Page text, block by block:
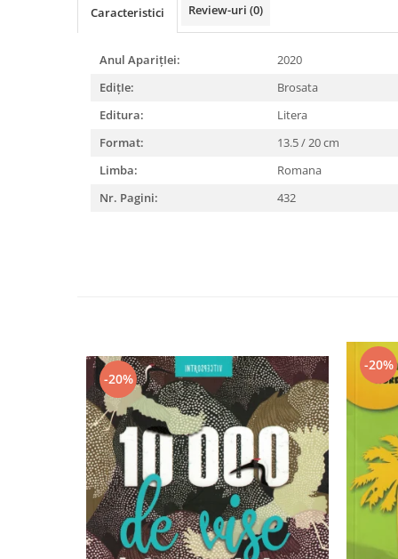
Caracteristici Review-uri (0)
Anul AparițIei:
2020
EdițIe:
Brosata
Editura:
Litera
Format:
13.5 / 20 cm
Limba:
Romana
Nr. Pagini:
432
-20%
-20%